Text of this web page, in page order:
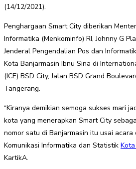
(14/12/2021).
Penghargaan Smart City diberikan
Informatika (Menkominfo) RI, Johnny G
Jenderal Pengendalian Pos dan
Kota Banjarmasin Ibnu Sina di
(ICE) BSD City, Jalan BSD Grand
Tangerang.
“Kiranya demikian semoga sukses mari
kota yang menerapkan Smart City
nomor satu di Banjarmasin itu usai acara
Komunikasi Informatika dan Statistik
KartikA.